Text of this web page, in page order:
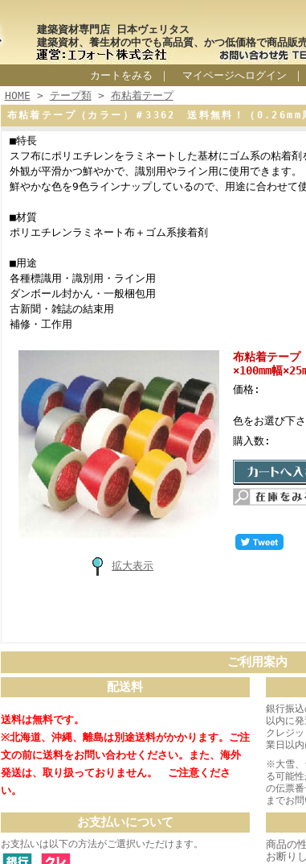
建築資材専門店 日本ヴェリタス
建築資材、養生材の中でも高品質、かつ低価格で商品販
カートをみる ｜ マイページへログイン ｜
HOME > テープ類> 布粘着テープ
布粘着テープ（カラー）＃3362 送料無料！（
■特長
スフ布にポリエチレンをラミネートした基材にゴム系の粘着剤
外観が平滑かつ鮮やかで、識別用やライン用に使用できます。
鮮やかな色を9色ラインナップしているので、用途に合わせて
■材質
ポリエチレンラミネート布＋ゴム系接着剤
■用途
各種標識用・識別用・ライン用
ダンボール封かん・一般梱包用
古新聞・雑誌の結束用
補修・工作用
拡大表示
布粘着テープ
×100mm幅
価格:
色をお選び下
購入数:
ご利用案内
配送料
送料は無料です。
※北海道、沖縄、離島は別途送料がかかります。 ご注
文の前に送料をお問い合わせください。
また、海外
発送は、取り扱っておりません。 ご注意くださ
い。
銀行振
以内に発
クレジ
業日以内
※大雪、
る可能
の伝票
までお
お支払いについて
お支払いは以下の方法がご選択いただけます。
商品の
お断り